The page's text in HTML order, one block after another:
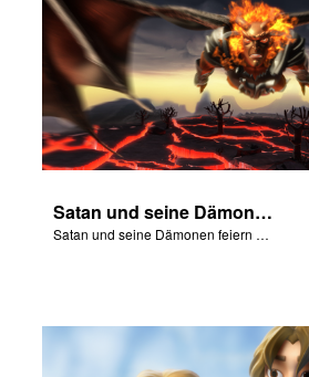
Satan und seine Dämonen feiern den Fall von Adam und Eva in Eden.
Satan und seine Dämonen feiern den Fall von Adam und Eva in Eden.